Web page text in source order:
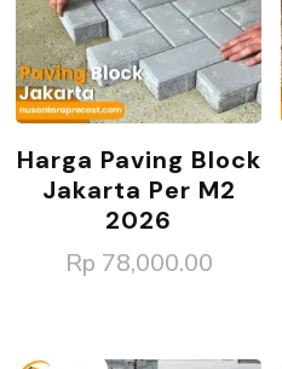
Harga Paving Block
Jakarta Per M2
2026
Rp 78,000.00